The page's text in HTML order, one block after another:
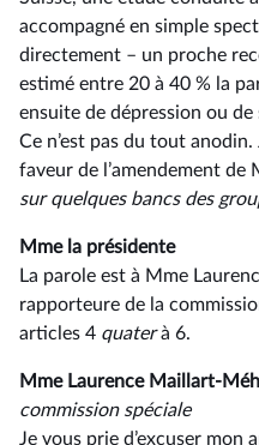
accompagné en simple
directement – un proche
estimé entre 20 à 40 % la
ensuite de dépression ou
Ce n’est pas du tout
faveur de l’amendement de
sur quelques bancs des
Mme la présidente
La parole est à Mme
rapporteure de la
articles 4 quaterà 6.
Mme Laurence Maillart-
commission spéciale
Je vous prie d’excuser mon